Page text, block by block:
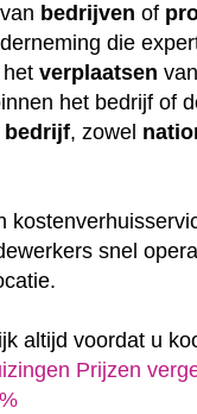
van bedrijven of
die
verplaatsen van
het bedrijf of
bedrijf, zowel
snel
altijd voordat u
Prijzen